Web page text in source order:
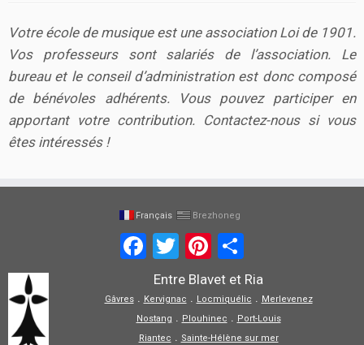
Votre école de musique est une association Loi de 1901.
Vos professeurs sont salariés de l’association. Le
bureau et le conseil d’administration est donc composé
de bénévoles adhérents. Vous pouvez participer en
apportant votre contribution. Contactez-nous si vous
êtes intéressés !
Français Brezhoneg
FacebookTwitter Pinterest
Entre Blavet et Ria
Gâvres. Kervignac . Locmiquélic . Merlevenez
Nostang . Plouhinec . Port-Louis
Riantec . Sainte-Hélène sur mer